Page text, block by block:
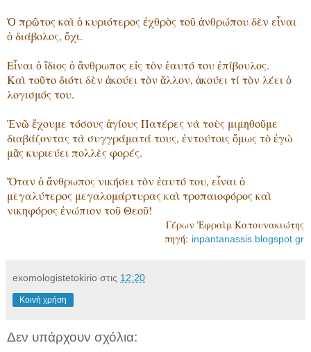
Ὁ πρῶτος καὶ ὁ κυριότερος ἐχθρὸς τοῦ ἀνθρώπου δὲν εἶναι
ὁ διάβολος, ὄχι.
Εἶναι ὁ ἴδιος ὁ ἄνθρωπος εἰς τὸν ἑαυτό του ἐπίβουλος.
Καὶ τοῦτο διότι δὲν ἀκούει τὸν ἄλλον, ἀκούει τί τὸν λέει ὁ
λογισμός του.
Ἐνῶ ἔχουμε τόσους ἁγίους Πατέρες νὰ τοὺς μιμηθοῦμε
διαβάζοντας τὰ συγγράματά τους, ἐντούτοις ὅμως τὸ ἐγὼ
μᾶς κυριεύει πολλὲς φορές.
Ὅταν ὁ ἄνθρωπος νικήσει τὸν ἑαυτό του, εἶναι ὁ
μεγαλύτερος μεγαλομάρτυρας καὶ τροπαιοφόρος καὶ
νικηφόρος ἐνώπιον τοῦ Θεοῦ!
Γέρων Ἐφραὶμ Κατουνακιώτης
πηγή: inpantanassis.blogspot.gr
exomologistetokirio στις 12:20
Κοινή χρήση
Δεν υπάρχουν σχόλια: